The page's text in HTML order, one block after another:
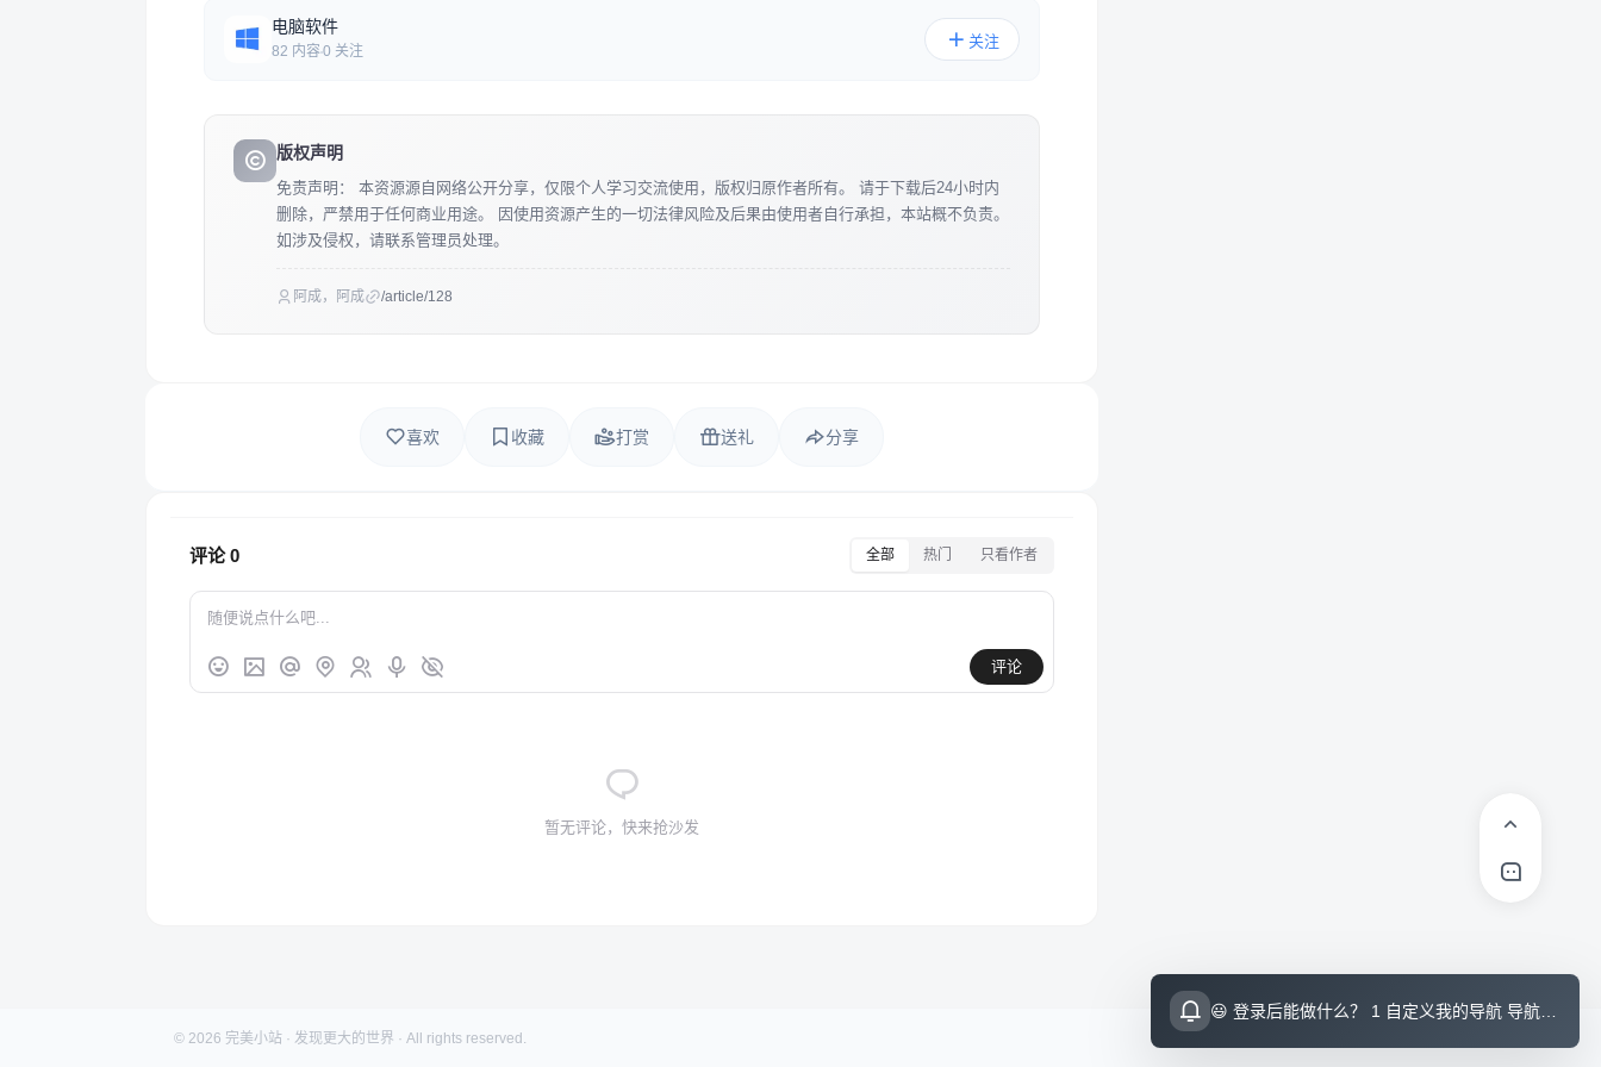
电脑软件
82 内容 0 关注
关注
版权声明
免责声明： 本资源源自网络公开分享，仅限个人学习交流使用，版权归原作者所有。 请于下载后24小时内
删除，严禁用于任何商业用途。 因使用资源产生的一切法律风险及后果由使用者自行承担，本站概不负责。
如涉及侵权，请联系管理员处理。
阿成，阿成 /article/128
喜欢 收藏 打赏 送礼 分享
评论0 全部 热门 只看作者
评论
暂无评论，快来抢沙发
© 2026 完美小站 · 发现更大的世界 · All rights reserved.